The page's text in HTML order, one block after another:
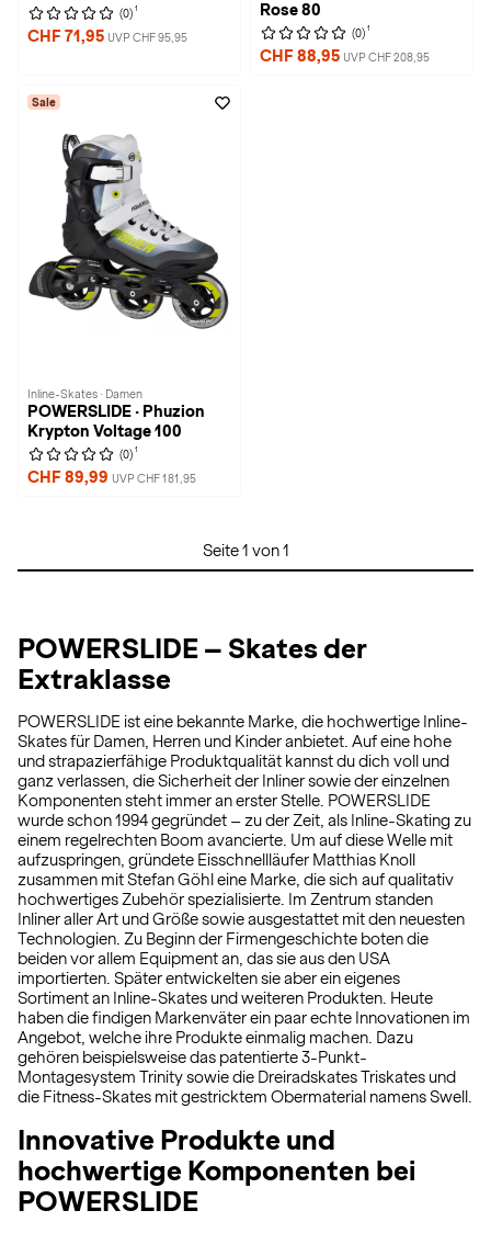
(0) 1
CHF 71,95 UVP CHF 95,95
Rose 80
(0) 1
CHF 88,95 UVP CHF 208,95
Sale
Inline-Skates · Damen
POWERSLIDE · Phuzion
Krypton Voltage 100
(0) 1
CHF 89,99 UVP CHF 181,95
Seite 1 von 1
POWERSLIDE – Skates der
Extraklasse
POWERSLIDE ist eine bekannte Marke, die hochwertige Inline-
Skates für Damen, Herren und Kinder anbietet. Auf eine hohe
und strapazierfähige Produktqualität kannst du dich voll und
ganz verlassen, die Sicherheit der Inliner sowie der einzelnen
Komponenten steht immer an erster Stelle. POWERSLIDE
wurde schon 1994 gegründet – zu der Zeit, als Inline-Skating zu
einem regelrechten Boom avancierte. Um auf diese Welle mit
aufzuspringen, gründete Eisschnellläufer Matthias Knoll
zusammen mit Stefan Göhl eine Marke, die sich auf qualitativ
hochwertiges Zubehör spezialisierte. Im Zentrum standen
Inliner aller Art und Größe sowie ausgestattet mit den neuesten
Technologien. Zu Beginn der Firmengeschichte boten die
beiden vor allem Equipment an, das sie aus den USA
importierten. Später entwickelten sie aber ein eigenes
Sortiment an Inline-Skates und weiteren Produkten. Heute
haben die findigen Markenväter ein paar echte Innovationen im
Angebot, welche ihre Produkte einmalig machen. Dazu
gehören beispielsweise das patentierte 3-Punkt-
Montagesystem Trinity sowie die Dreiradskates Triskates und
die Fitness-Skates mit gestricktem Obermaterial namens Swell.
Innovative Produkte und
hochwertige Komponenten bei
POWERSLIDE